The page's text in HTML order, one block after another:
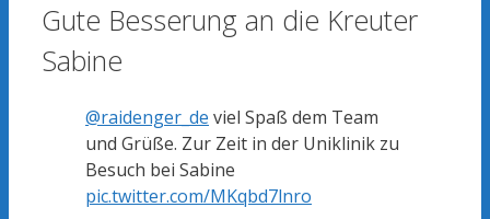
Gute Besserung an die Kreuter
Sabine
@raidenger_de viel Spaß dem Team
und Grüße. Zur Zeit in der Uniklinik zu
Besuch bei Sabine
pic.twitter.com/MKqbd7lnro